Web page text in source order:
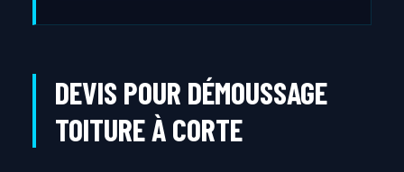
DEVIS POUR DÉMOUSSAGE
TOITURE À CORTE